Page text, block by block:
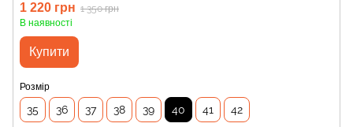
1 220 грн 1 350 грн
В наявності
Купити
Розмір
35 36 37 38 39 40 41 42